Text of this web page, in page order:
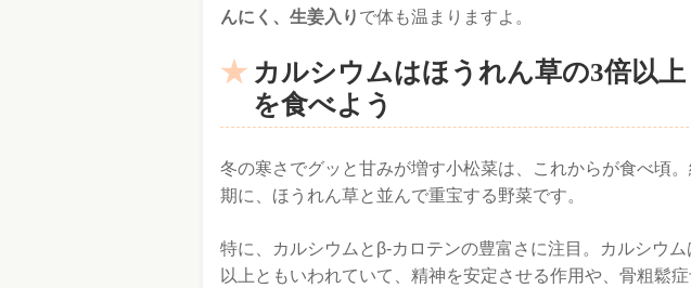
んにく、生姜入り で体も温まりますよ。
カルシウムはほうれん草の3倍以上
を食べよう
冬の寒さでグッと甘みが増す小松菜は、これからが食べ頃
期に、ほうれん草と並んで重宝する野菜です。
特に、カルシウムとβ-カロテンの豊富さに注目。カルシウ
以上ともいわれていて、精神を安定させる作用や、骨粗鬆